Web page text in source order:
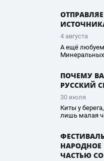
4 августа
А ещё
ПОЧЕМУ
РУССКИЙ
30 июля
Киты у
лишь малая
НАРОДНОЕ
ЧАСТЬЮ